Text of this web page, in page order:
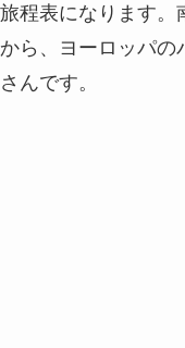
程表になります。
ら、ヨーロッパの
んです。